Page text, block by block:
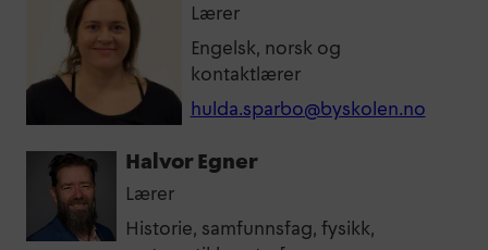
Lærer
Engelsk, norsk og
kontaktlærer
hulda.sparbo@byskolen.no
Halvor Egner
Lærer
Historie, samfunnsfag, fysikk,